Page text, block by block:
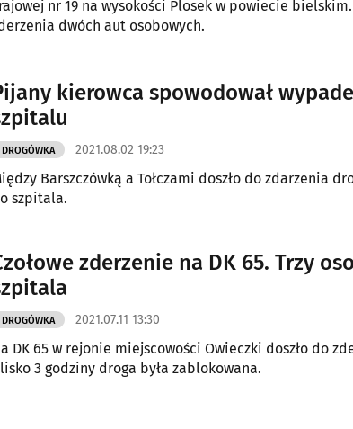
nr 19 na wysokości Plosek w powiecie
dwóch aut osobowych.
kierowca spowodował
DROGÓWKA 2021.08.02 19:23
Barszczówką a Tołczami doszło do zdarzenia
szpitala.
zderzenie na DK 65. Trzy
DROGÓWKA 2021.07.11 13:30
DK 65 w rejonie miejscowości Owieczki doszło do
3 godziny droga była zablokowana.